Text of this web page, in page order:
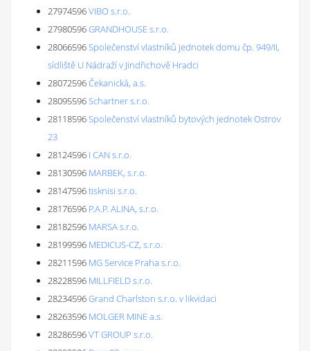
27974596VIBO s.r.o.
27980596GRANDHOUSE s.r.o.
28066596Společenství vlastníků jednotek domu čp. 949/II,
sídliště U Nádraží v Jindřichově Hradci
28072596Čekanická, a.s.
28095596Schartner s.r.o.
28118596Společenství vlastníků bytových jednotek Ostrov
23
28124596 I CAN s.r.o.
28130596 MARBEK, s.r.o.
28147596tisknisi s.r.o.
28176596 P.A.P. ALINA, s.r.o.
28182596 MARSA s.r.o.
28199596 MEDICUS-CZ, s.r.o.
28211596 MG Service Praha s.r.o.
28228596 MILLFIELD s.r.o.
28234596Grand Charlston s.r.o. v likvidaci
28263596 MOLGER MINE a.s.
28286596VT GROUP s.r.o.